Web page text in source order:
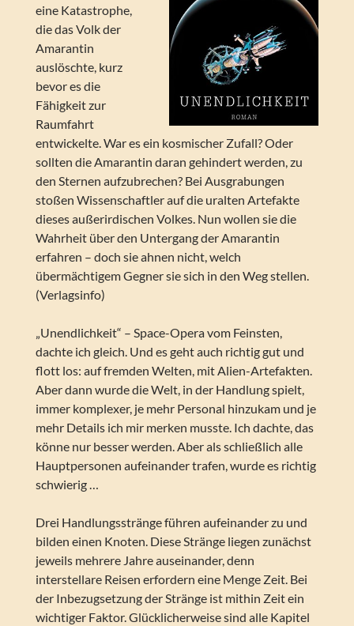
eine Katastrophe,
die das Volk der
Amarantin
auslöschte, kurz
bevor es die
Fähigkeit zur
Raumfahrt
entwickelte. War es ein kosmischer Zufall? Oder
sollten die Amarantin daran gehindert werden, zu
den Sternen aufzubrechen? Bei Ausgrabungen
stoßen Wissenschaftler auf die uralten Artefakte
dieses außerirdischen Volkes. Nun wollen sie die
Wahrheit über den Untergang der Amarantin
erfahren – doch sie ahnen nicht, welch
übermächtigem Gegner sie sich in den Weg stellen.
(Verlagsinfo)
„Unendlichkeit“ – Space-Opera vom Feinsten,
dachte ich gleich. Und es geht auch richtig gut und
flott los: auf fremden Welten, mit Alien-Artefakten.
Aber dann wurde die Welt, in der Handlung spielt,
immer komplexer, je mehr Personal hinzukam und je
mehr Details ich mir merken musste. Ich dachte, das
könne nur besser werden. Aber als schließlich alle
Hauptpersonen aufeinander trafen, wurde es richtig
schwierig …
Drei Handlungsstränge führen aufeinander zu und
bilden einen Knoten. Diese Stränge liegen zunächst
jeweils mehrere Jahre auseinander, denn
interstellare Reisen erfordern eine Menge Zeit. Bei
der Inbezugsetzung der Stränge ist mithin Zeit ein
wichtiger Faktor. Glücklicherweise sind alle Kapitel